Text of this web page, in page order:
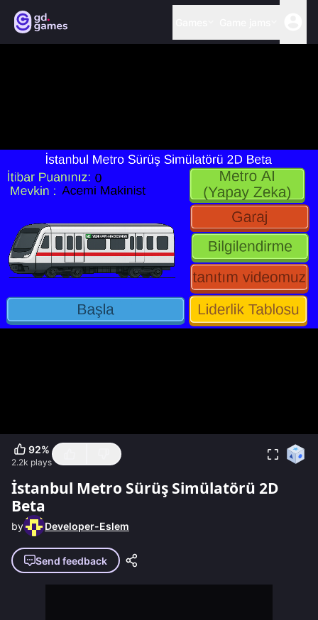
92%
2.2k plays
İstanbul Metro Sürüş Simülatörü 2D
Beta
by Developer-Eslem
Send feedback